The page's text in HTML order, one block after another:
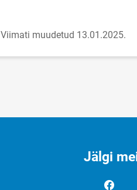
Viimati muudetud 13.01.2025.
Jälgi